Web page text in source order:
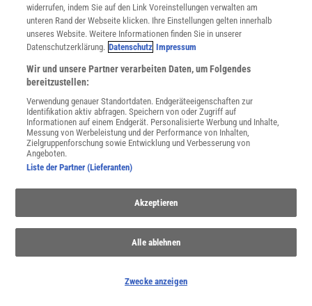
WEITERE NEUERSCHEINUNGEN SPEKTRUM SHOP
Spektrum.de-Newsletter abonnieren
widerrufen, indem Sie auf den Link Voreinstellungen verwalten am
unteren Rand der Webseite klicken. Ihre Einstellungen gelten innerhalb
unseres Website. Weitere Informationen finden Sie in unserer
Datenschutzerklärung. Datenschutz Impressum
Wir und unsere Partner verarbeiten Daten, um Folgendes
bereitzustellen:
Verwendung genauer Standortdaten. Endgeräteeigenschaften zur
Identifikation aktiv abfragen. Speichern von oder Zugriff auf
Informationen auf einem Endgerät. Personalisierte Werbung und Inhalte,
Messung von Werbeleistung und der Performance von Inhalten,
Zielgruppenforschung sowie Entwicklung und Verbesserung von
Angeboten.
Liste der Partner (Lieferanten)
Akzeptieren
Alle ablehnen
Zwecke anzeigen